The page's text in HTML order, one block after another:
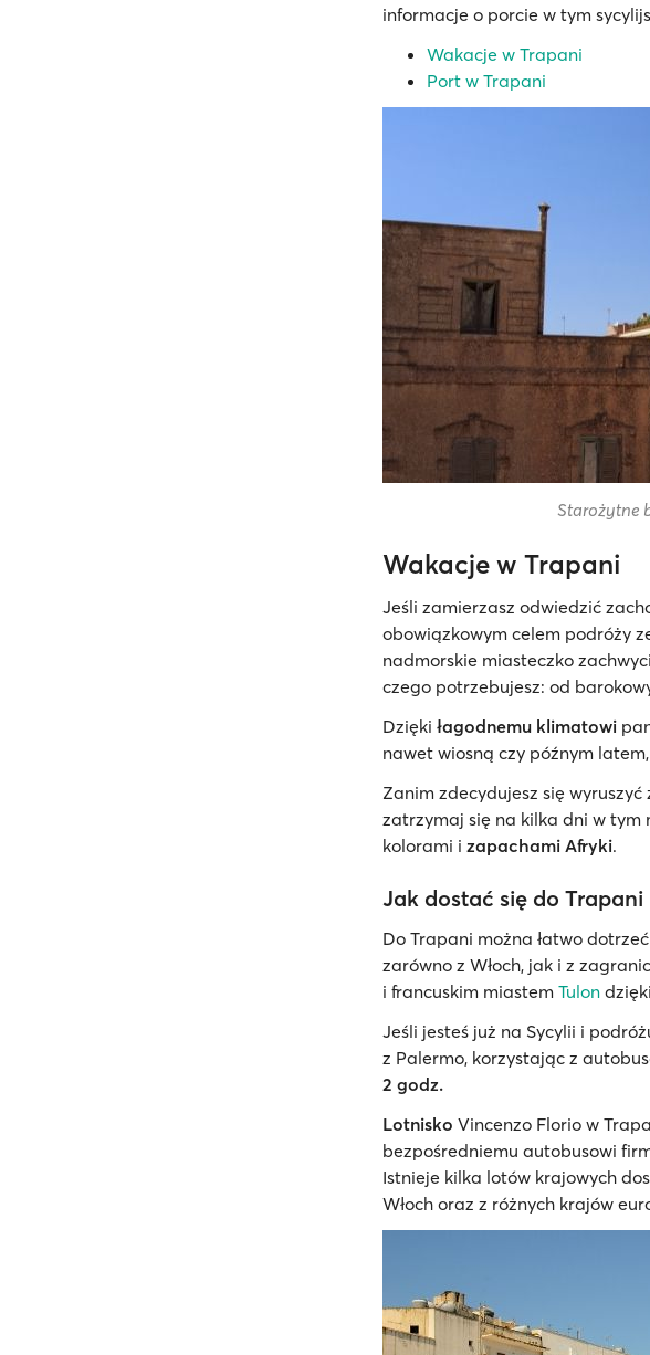
informacje o porcie w tym
Wakacje w Trapani
Port w Trapani
Starożytne
Wakacje w Trapani
Jeśli zamierzasz odwiedzić
obowiązkowym celem podróży
nadmorskie miasteczko
czego potrzebujesz: od
Dzięki łagodnemu klimatowi
nawet wiosną czy późnym
Zanim zdecydujesz się
zatrzymaj się na kilka dni w tym
kolorami i zapachami Afryki.
Jak dostać się do Trapani
Do Trapani można łatwo dotrzeć
zarówno z Włoch, jak i z
i francuskim miastem Tulon
Jeśli jesteś już na Sycylii i
z Palermo, korzystając z
2 godz.
Lotnisko Vincenzo Florio w
bezpośredniemu autobusowi
Istnieje kilka lotów krajowych
Włoch oraz z różnych krajów